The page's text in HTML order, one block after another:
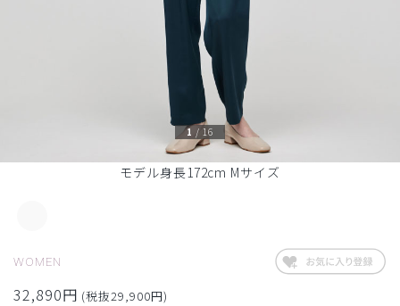
モデル身長172cm Mサイズ
1 / 16
WOMEN
32,890円 (税抜29,900円)